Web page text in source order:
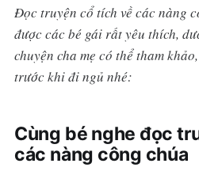
Đọc truyện cổ tích về các nàng
được các bé gái rất yêu thích,
chuyện cha mẹ có thể tham
trước khi đi ngủ nhé:
Cùng bé nghe đọc
các nàng công chúa